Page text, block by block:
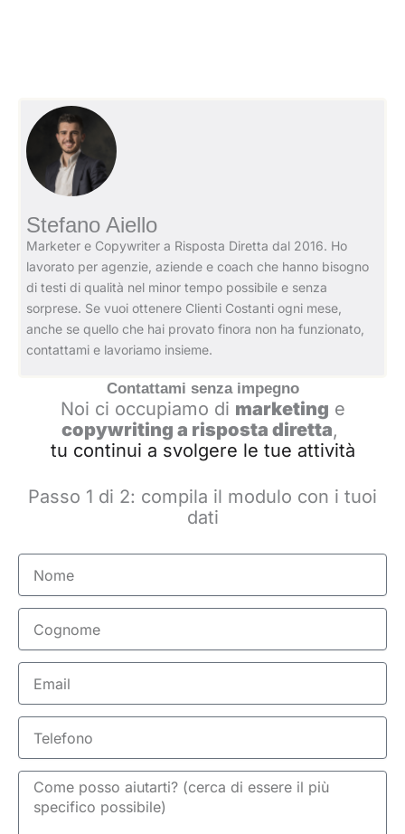
Stefano Aiello
Marketer e Copywriter a Risposta Diretta dal 2016. Ho
lavorato per agenzie, aziende e coach che hanno bisogno
di testi di qualità nel minor tempo possibile e senza
sorprese. Se vuoi ottenere Clienti Costanti ogni mese,
anche se quello che hai provato finora non ha funzionato,
contattami e lavoriamo insieme.
Contattami senza impegno
Noi ci occupiamo di marketing e
copywriting a risposta diretta,
tu continui a svolgere le tue attività
Passo 1 di 2: compila il modulo con i tuoi
dati
Nome
Cognome
Email
Telefono